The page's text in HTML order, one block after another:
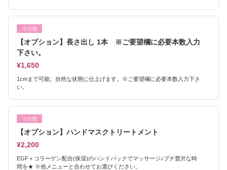
その他
【オプション】長さ出し 1本 ※ご要望欄に必要本数入力
下さい。
¥1,650
1cmまで可能。自然な状態に仕上げます。※ご要望欄に必要本数入力下さ
い。
その他
【オプション】ハンドマスクトリートメント
¥2,200
EGF＋コラーゲン配合(保湿)のハンドパックでマッサージ♪プチ贅沢な時
間を★ ※他メニューと合わせてお選びください。